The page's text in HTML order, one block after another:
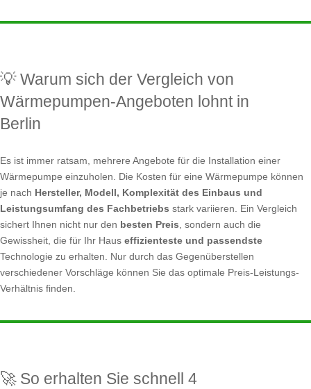
💡 Warum sich der Vergleich von
Wärmepumpen-Angeboten lohnt in
Berlin
Es ist immer ratsam, mehrere Angebote für die Installation einer
Wärmepumpe einzuholen. Die Kosten für eine Wärmepumpe können
je nach Hersteller, Modell, Komplexität des Einbaus und
Leistungsumfang des Fachbetriebs stark variieren. Ein Vergleich
sichert Ihnen nicht nur den besten Preis, sondern auch die
Gewissheit, die für Ihr Haus effizienteste und passendste
Technologie zu erhalten. Nur durch das Gegenüberstellen
verschiedener Vorschläge können Sie das optimale Preis-Leistungs-
Verhältnis finden.
🚀 So erhalten Sie schnell 4